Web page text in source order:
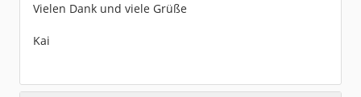
Vielen Dank und viele Grüße
Kai